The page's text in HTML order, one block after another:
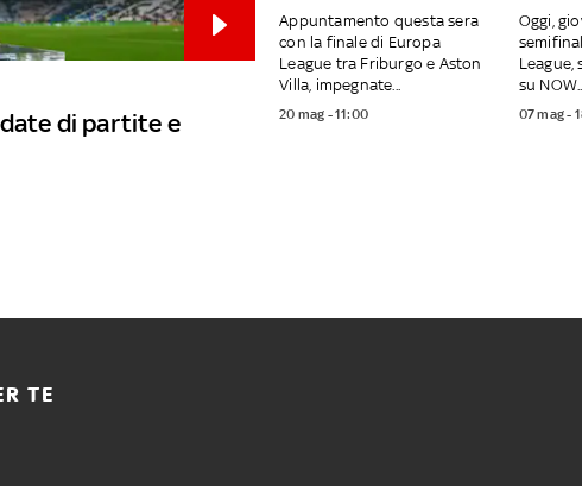
date di partite e
Appuntamento questa sera
con la finale di Europa
League tra Friburgo e Aston
Villa, impegnate...
20 mag - 11:00
Oggi,
League,
su
07 mag -
TE